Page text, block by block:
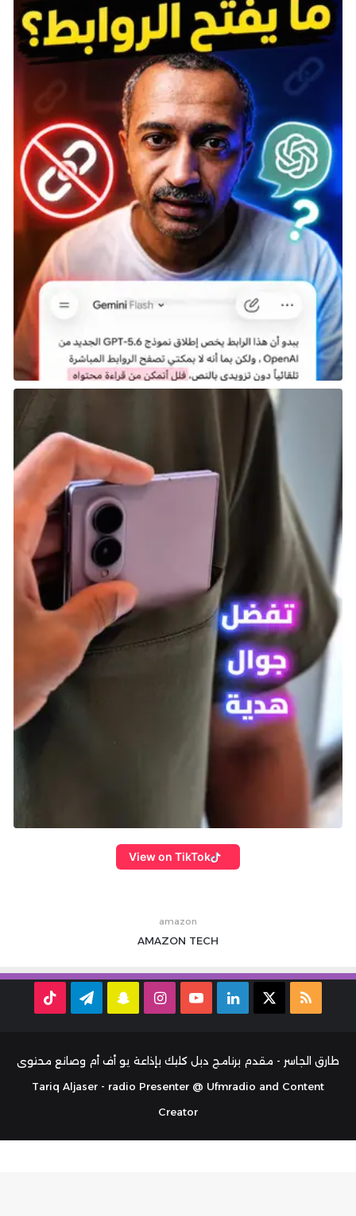
View on TikTok
amazon
AMAZON TECH
ملخص
RSS
لينكدإن ‫YouTubeانستقرامسناب تيلقرام
طارق الجاسر - مقدم برنامج دبل كليك بإذاعة يو أف أم وصانع محتوى
Tariq Aljaser - radio Presenter @ Ufmradio and Content
Creator